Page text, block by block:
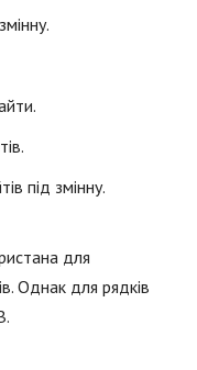
під змінну.
для
Однак для рядків